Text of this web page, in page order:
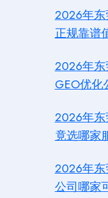
2026年东
正规靠谱
2026年
GEO优化
2026年东
竟选哪家
2026年东
公司哪家